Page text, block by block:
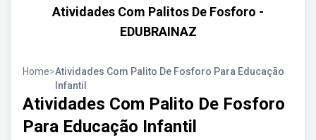
Atividades Com Palitos De Fosforo -
EDUBRAINAZ
Home>Atividades Com Palito De Fosforo Para Educação
Infantil
Atividades Com Palito De Fosforo
Para Educação Infantil